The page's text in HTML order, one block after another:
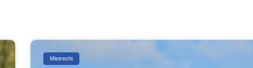
Mietrecht